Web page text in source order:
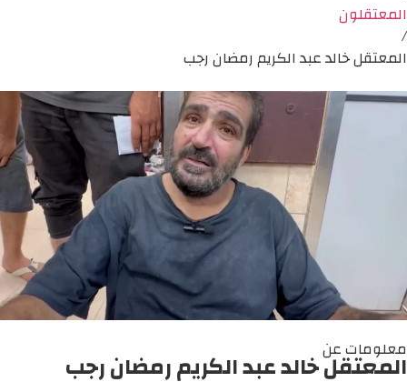
المعتقلون
/
المعتقل خالد عبد الكريم رمضان رجب
معلومات عن
المعتقل خالد عبد الكريم رمضان رجب